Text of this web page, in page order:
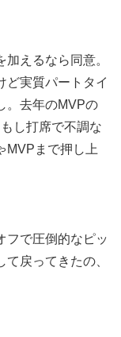
えるなら同意。
ど実質パートタイ
。去年のMVPの
し打席で不調な
MVPまで押し上
フで圧倒的なピッ
戻ってきたの、